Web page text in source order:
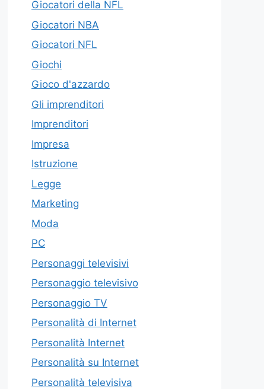
Giocatori della NFL
Giocatori NBA
Giocatori NFL
Giochi
Gioco d'azzardo
Gli imprenditori
Imprenditori
Impresa
Istruzione
Legge
Marketing
Moda
PC
Personaggi televisivi
Personaggio televisivo
Personaggio TV
Personalità di Internet
Personalità Internet
Personalità su Internet
Personalità televisiva